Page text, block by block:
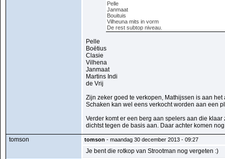
Pelle
Janmaat
Bouituis
Vilheuna mits in vorm
De rest subtop niveau.
Pelle
Boëtius
Clasie
Vilhena
Janmaat
Martins Indi
de Vrij
Zijn zeker goed te verkopen, Mathijssen is aan
Schaken kan wel eens verkocht worden aan een
Verder komt er een berg aan spelers aan die
dichtst tegen de basis aan. Daar achter komen
tomson
tomson - maandag 30 december 2013 - 09:27
Je bent die rotkop van Strootman nog vergeten :)